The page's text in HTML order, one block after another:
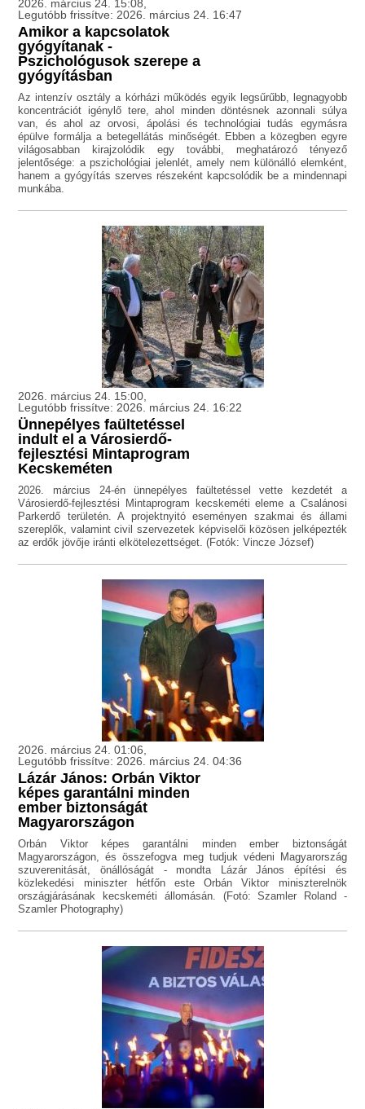
2026. március 24. 15:08,
Legutóbb frissítve: 2026. március 24. 16:47
Amikor a kapcsolatok
gyógyítanak -
Pszichológusok szerepe a
gyógyításban
Az intenzív osztály a kórházi működés egyik legsűrűbb, legnagyobb
koncentrációt igénylő tere, ahol minden döntésnek azonnali súlya
van, és ahol az orvosi, ápolási és technológiai tudás egymásra
épülve formálja a betegellátás minőségét. Ebben a közegben egyre
világosabban kirajzolódik egy további, meghatározó tényező
jelentősége: a pszichológiai jelenlét, amely nem különálló elemként,
hanem a gyógyítás szerves részeként kapcsolódik be a mindennapi
munkába.
2026. március 24. 15:00,
Legutóbb frissítve: 2026. március 24. 16:22
Ünnepélyes faültetéssel
indult el a Városierdő-
fejlesztési Mintaprogram
Kecskeméten
2026. március 24-én ünnepélyes faültetéssel vette kezdetét a
Városierdő-fejlesztési Mintaprogram kecskeméti eleme a Csalánosi
Parkerdő területén. A projektnyitó eseményen szakmai és állami
szereplők, valamint civil szervezetek képviselői közösen jelképezték
az erdők jövője iránti elkötelezettséget. (Fotók: Vincze József)
2026. március 24. 01:06,
Legutóbb frissítve: 2026. március 24. 04:36
Lázár János: Orbán Viktor
képes garantálni minden
ember biztonságát
Magyarországon
Orbán Viktor képes garantálni minden ember biztonságát
Magyarországon, és összefogva meg tudjuk védeni Magyarország
szuverenitását, önállóságát - mondta Lázár János építési és
közlekedési miniszter hétfőn este Orbán Viktor miniszterelnök
országjárásának kecskeméti állomásán. (Fotó: Szamler Roland -
Szamler Photography)